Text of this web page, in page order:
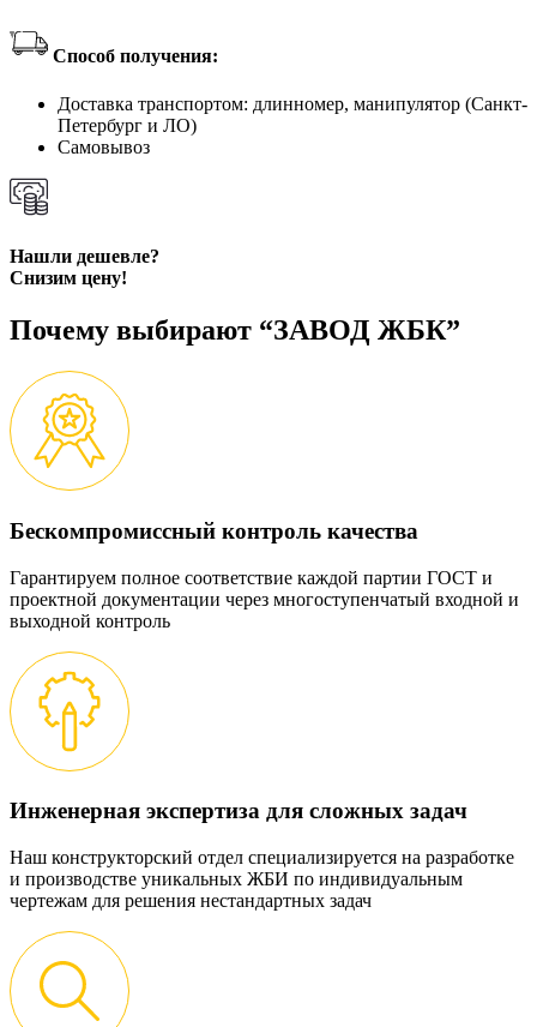
Способ получения:
Доставка транспортом: длинномер, манипулятор (Санкт-
Петербург и ЛО)
Самовывоз
Нашли дешевле?
Снизим цену!
Почему выбирают “ЗАВОД ЖБК”
Бескомпромиссный контроль качества
Гарантируем полное соответствие каждой партии ГОСТ и
проектной документации через многоступенчатый входной и
выходной контроль
Инженерная экспертиза для сложных задач
Наш конструкторский отдел специализируется на разработке
и производстве уникальных ЖБИ по индивидуальным
чертежам для решения нестандартных задач